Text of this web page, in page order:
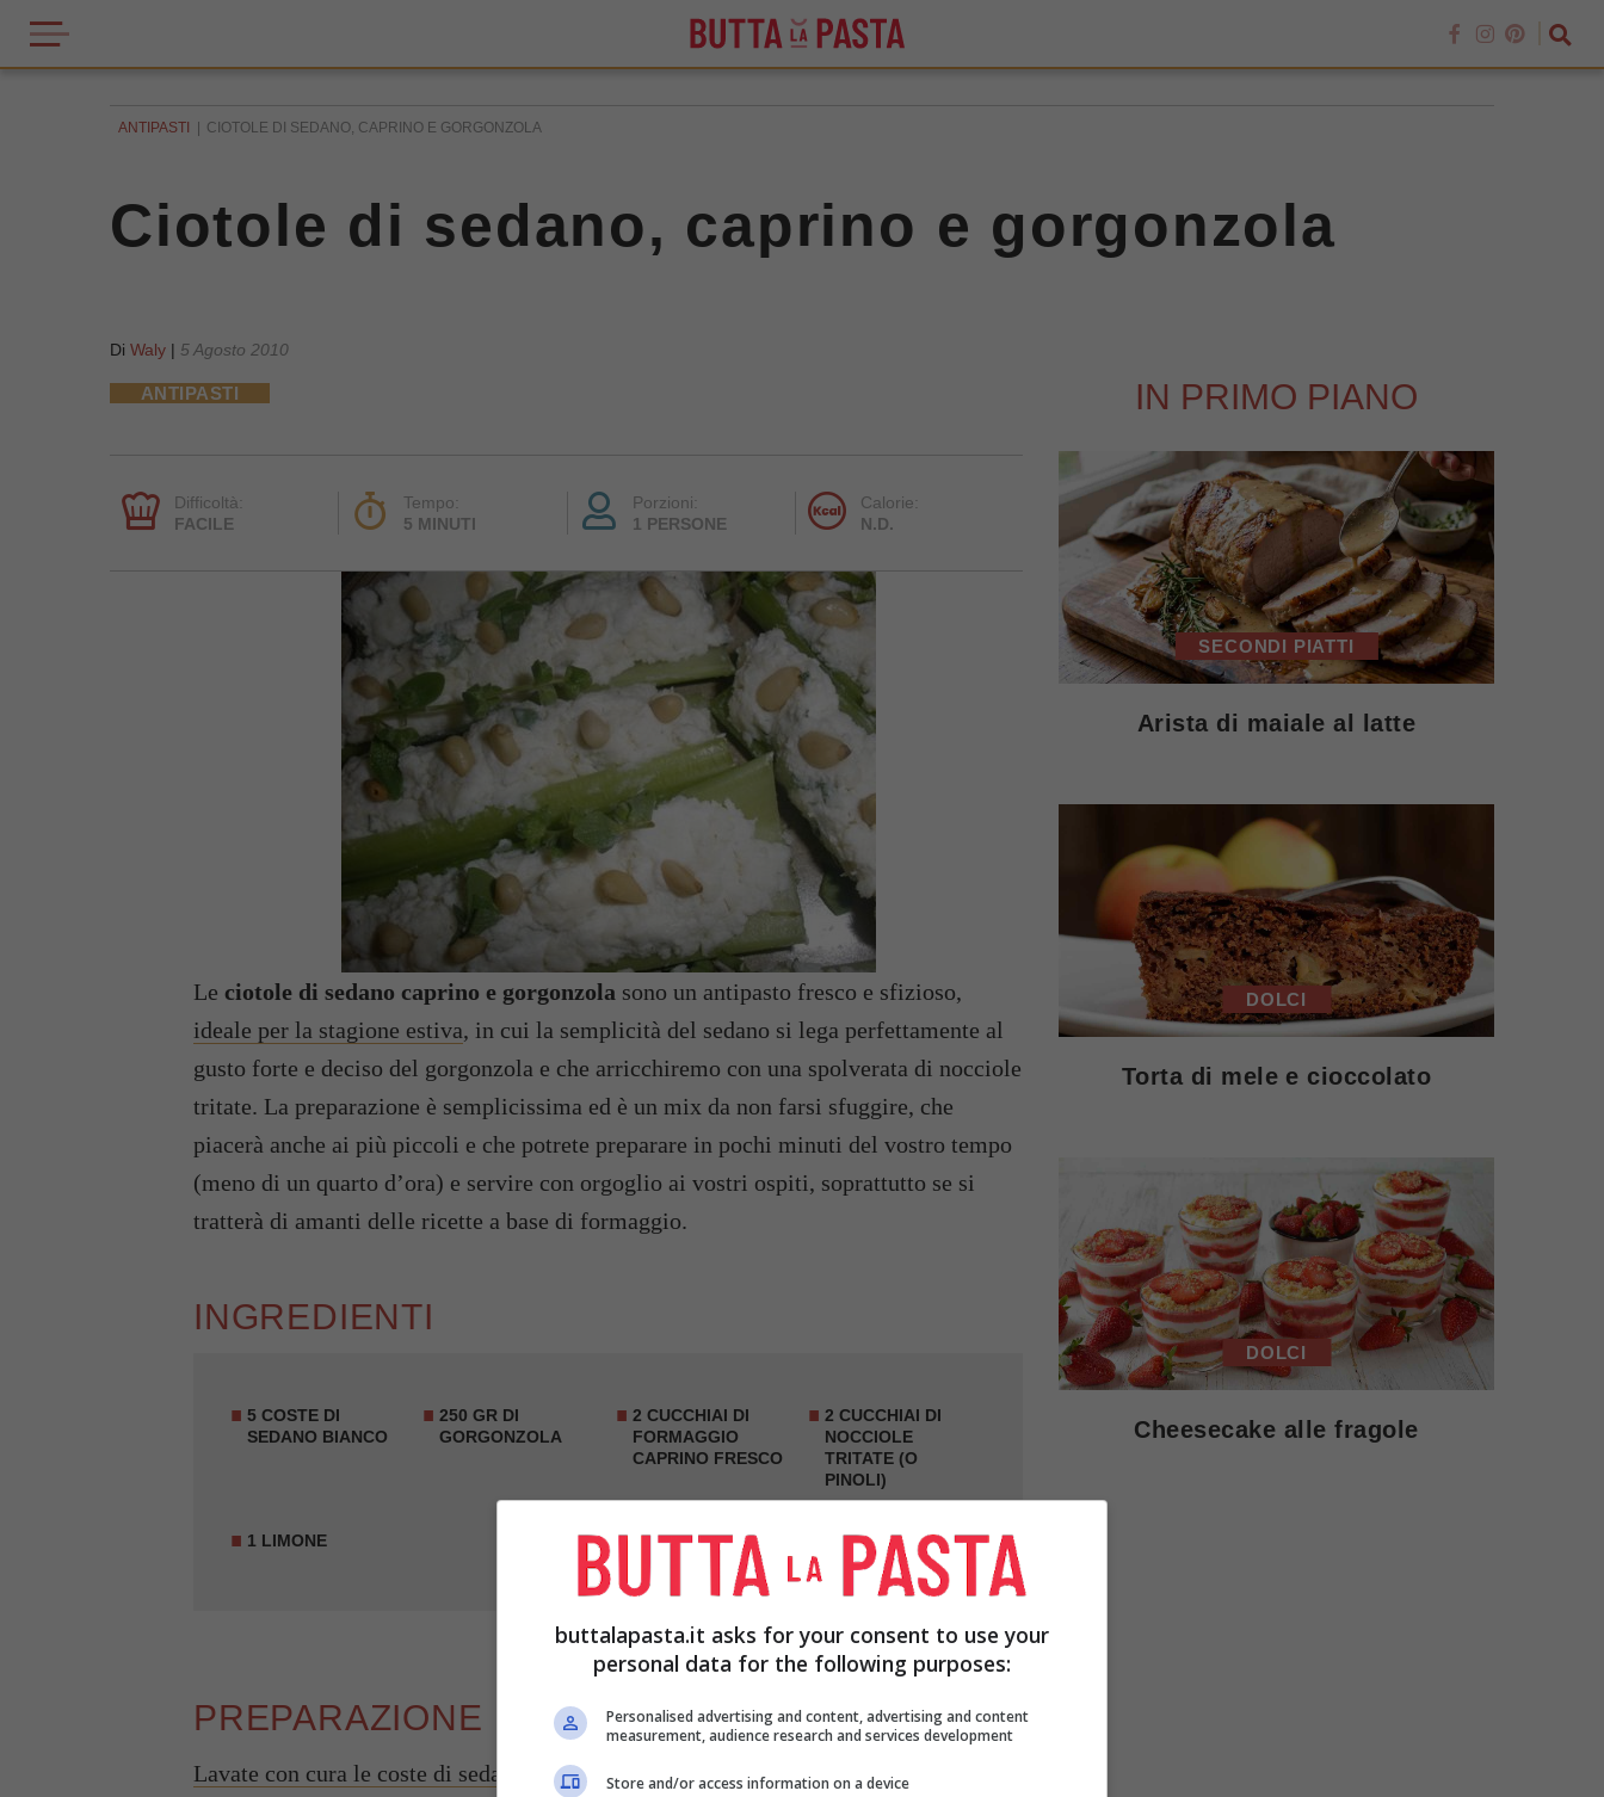
ANTIPASTI CIOTOLE DI SEDANO, CAPRINO E GORGONZOLA
Ciotole di sedano, caprino e gorgonzola
Di Waly | 5 Agosto 2010
ANTIPASTI
Difficoltà:
FACILE
Tempo:
5 MINUTI
Porzioni:
1 PERSONE
Calorie:
N.D.
Le ciotole di sedano caprino e gorgonzola sono un antipasto fresco e sfizioso,
ideale per la stagione estiva, in cui la semplicità del sedano si lega perfettamente al
gusto forte e deciso del gorgonzola e che arricchiremo con una spolverata di nocciole
tritate. La preparazione è semplicissima ed è un mix da non farsi sfuggire, che
piacerà anche ai più piccoli e che potrete preparare in pochi minuti del vostro tempo
(meno di un quarto d’ora) e servire con orgoglio ai vostri ospiti, soprattutto se si
tratterà di amanti delle ricette a base di formaggio.
INGREDIENTI
5 COSTE DI
SEDANO BIANCO
250 GR DI
GORGONZOLA
2 CUCCHIAI DI
FORMAGGIO
CAPRINO FRESCO
2 CUCCHIAI DI
NOCCIOLE
TRITATE (O
PINOLI)
1 LIMONE
PREPARAZIONE
Lavate con cura le coste di sedano in acqua e succo di limone
(per evitare che si
IN PRIMO PIANO
SECONDI PIATTI
Arista di maiale al latte
DOLCI
Torta di mele e cioccolato
DOLCI
Cheesecake alle fragole
buttalapasta.it asks for your consent to use your
personal data for the following purposes:
Personalised advertising and content, advertising and content
measurement, audience research and services development
Store and/or access information on a device